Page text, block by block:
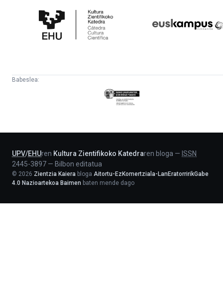
Zientifikoko
Katedra
Babeslea:
Eusko
Jaurlaritza
UPV/EHUren Kultura Zientifikoko Katedraren bloga — ISSN
2445-3897 — Bilbon editatua
© 2026 Zientzia Kaiera bloga Aitortu-EzKomertziala-LanEratorririkGabe
4.0 Nazioartekoa Baimen baten mende dago